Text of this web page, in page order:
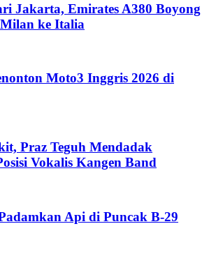
Jakarta, Emirates A380 Boyong
ke Italia
Moto3 Inggris 2026 di
Praz Teguh Mendadak
Vokalis Kangen Band
Api di Puncak B-29